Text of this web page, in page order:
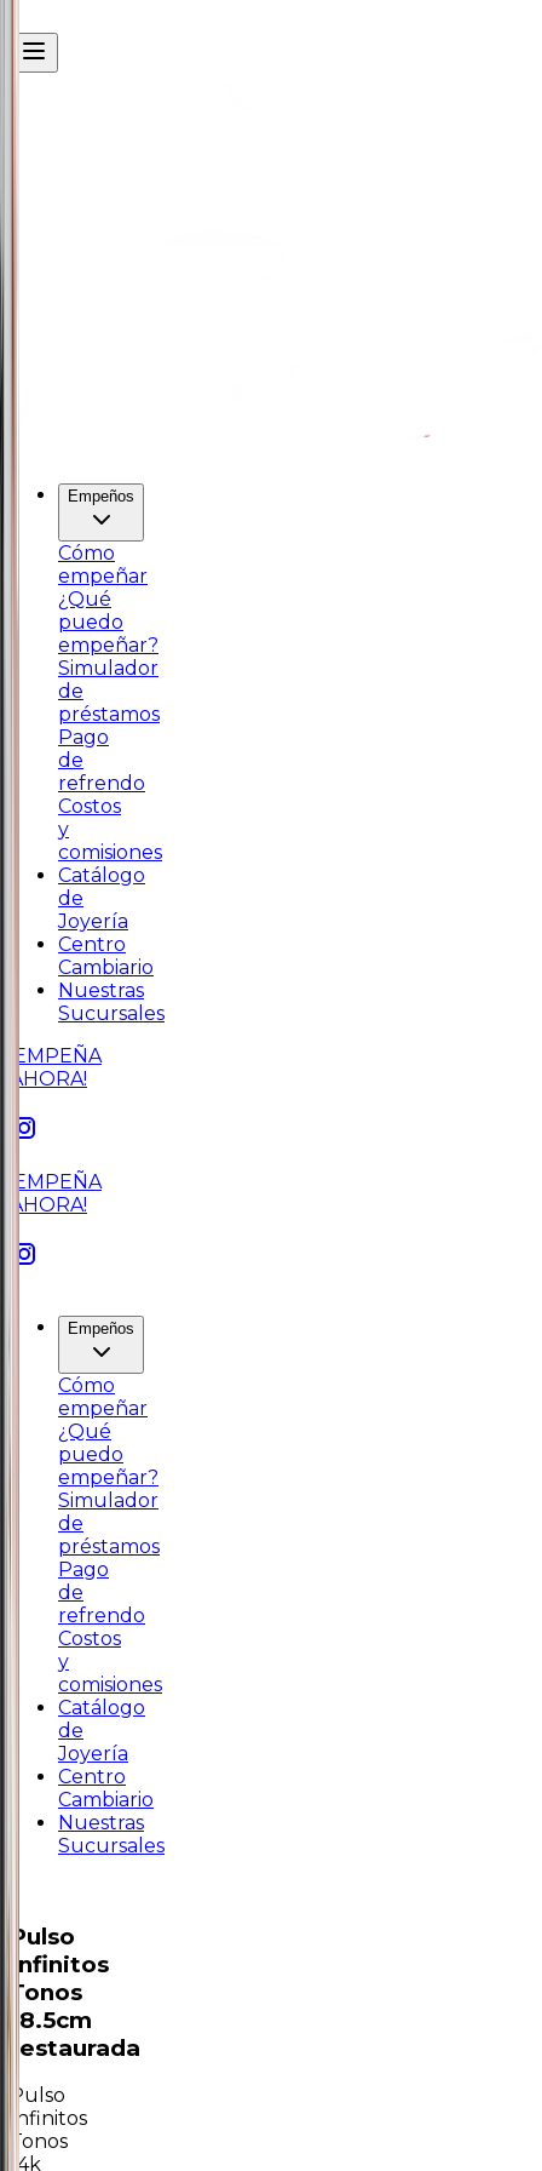
Empeños
Cómo
empeñar
¿Qué
puedo
empeñar?
Simulador
de
préstamos
Pago
de
refrendo
Costos
y
comisiones
Catálogo
de
Joyería
Centro
Cambiario
Nuestras
Sucursales
¡EMPEÑA
AHORA!
¡EMPEÑA
AHORA!
Empeños
Cómo
empeñar
¿Qué
puedo
empeñar?
Simulador
de
préstamos
Pago
de
refrendo
Costos
y
comisiones
Catálogo
de
Joyería
Centro
Cambiario
Nuestras
Sucursales
Pulso
Infinitos
Tonos
18.5cm
restaurada
Pulso
Infinitos
Tonos
14k